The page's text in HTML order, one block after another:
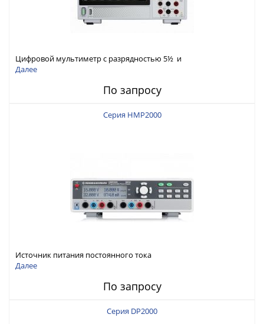
Цифровой мультиметр с разрядностью 5½ и
интерфейсами USB-device, USB-host, LAN и Web control
Далее
По запросу
Серия HMP2000
Источник питания постоянного тока
Далее
По запросу
Серия DP2000